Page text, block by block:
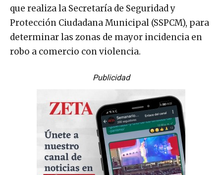
que realiza la Secretaría de Seguridad y
Protección Ciudadana Municipal (SSPCM), para
determinar las zonas de mayor incidencia en
robo a comercio con violencia.
Publicidad